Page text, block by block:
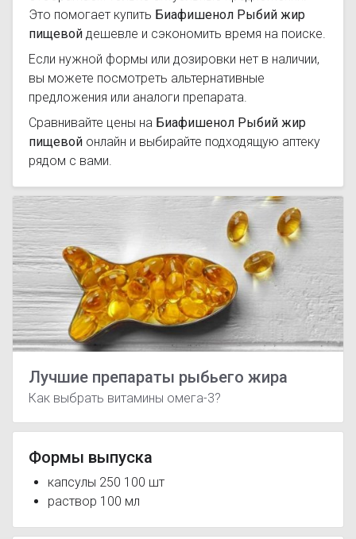
Это помогает купить Биафишенол Рыбий жир
пищевой дешевле и сэкономить время на поиске.
Если нужной формы или дозировки нет в наличии,
вы можете посмотреть альтернативные
предложения или аналоги препарата.
Сравнивайте цены на Биафишенол Рыбий жир
пищевой онлайн и выбирайте подходящую аптеку
рядом с вами.
Лучшие препараты рыбьего жира
Как выбрать витамины омега-3?
Формы выпуска
капсулы 250 100 шт
раствор 100 мл